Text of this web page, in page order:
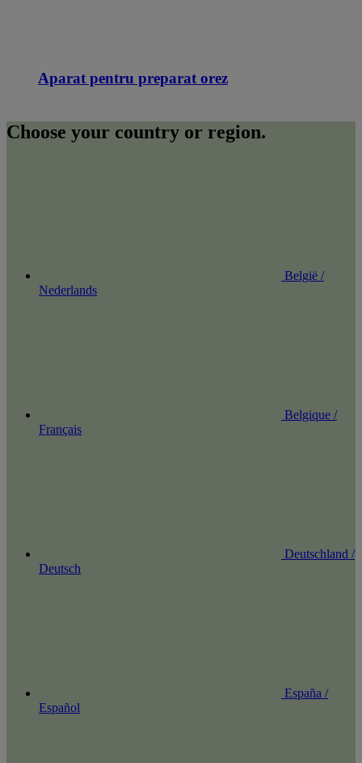
Aparat pentru preparat orez
Choose your country or region.
België /
Nederlands
Belgique /
Français
Deutschland /
Deutsch
España /
Español